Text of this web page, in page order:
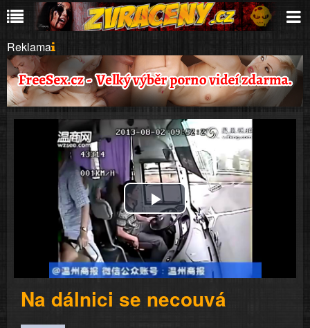
Reklama
Play
Video
Na dálnici se necouvá